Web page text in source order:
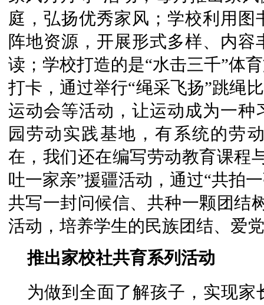
庭，弘扬优秀家风；学校利用
阵地资源，开展形式多样、内
读；学校打造的是“水击三千”体
打卡，通过举行“绳采飞扬”跳绳
运动会等活动，让运动成为一
园劳动实践基地，有系统的劳
在，我们还在编写劳动教育课程
吐一家亲”援疆活动，通过“共拍
共写一封问候信、共种一颗团结
活动，培养学生的民族团结、爱
推出家校社共育系列活动
为做到全面了解孩子，实现